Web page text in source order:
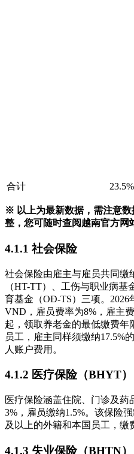
合计
23.5%
※ 以上为最新数据，需注意数
整，您可随时查阅越南官方网
4.1.1 社会保险
社会保险由雇主与雇员共同缴
（HT-TT）、工伤与职业病
育基金（OĐ-TS）三项。2026
VND，雇员费率为8%，雇主
起，领取养老金的最低缴费年
员工，雇主同样须缴纳17.5%
人账户费用。
4.1.2 医疗保险（BHYT）
医疗保险涵盖住院、门诊及药
3%，雇员缴纳1.5%。该保险
及以上的外籍和本国员工，缴
4.1.3 失业保险（BHTN）